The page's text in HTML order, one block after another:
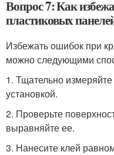
Вопрос 7: Как
пластиковых
Избежать ошибок при
можно следующими
1. Тщательно
установкой.
2. Проверьте
выравняйте ее.
3. Нанесите клей